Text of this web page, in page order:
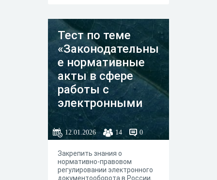
обновление и хранение
документации. От одного
неправильно оформленного
документа может зависеть
судьба человека, будущее
компании, успешность
проекта. Поэтому вопросы
документационного
обеспечения управления
(ДОУ) заслуживают
пристального внимания.
Тест по теме
«Законодательны
е нормативные
акты в сфере
работы с
электронными
документами»
12.01.2026 14 0
Закрепить знания о
нормативно-правовом
регулировании электронного
документооборота в России.